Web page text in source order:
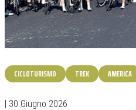
CICLOTURISMO TREK AMERICA
| 30 Giugno 2026